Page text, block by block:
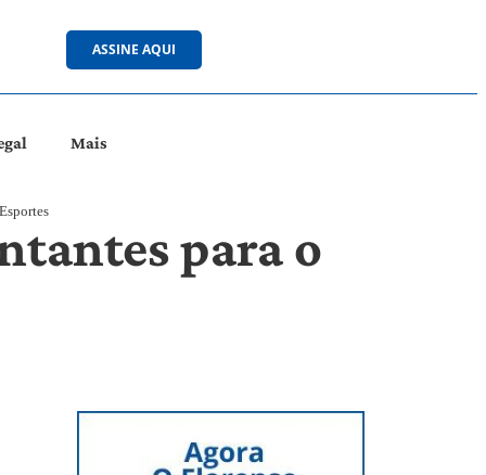
ASSINE AQUI
Mais
para o